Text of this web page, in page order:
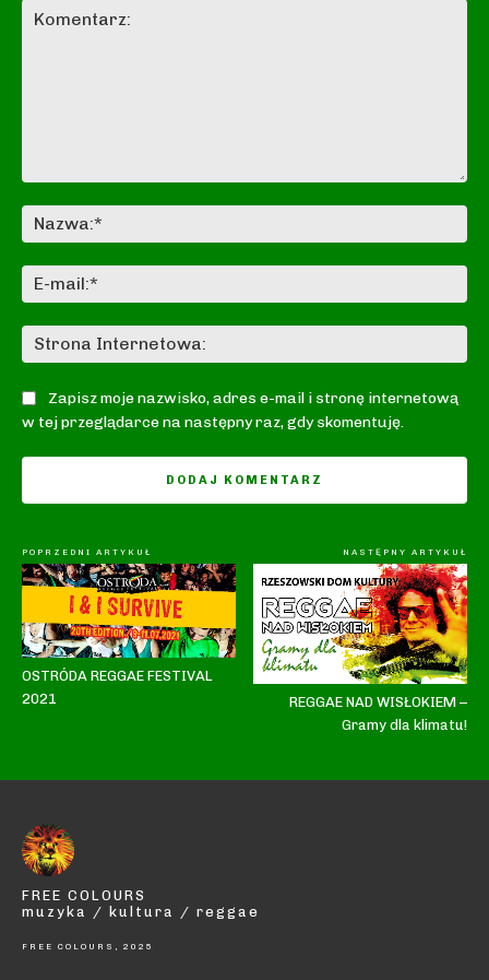
Zapisz moje nazwisko, adres e-mail i stronę internetową
w tej przeglądarce na następny raz, gdy skomentuję.
POPRZEDNI ARTYKUŁ
OSTRÓDA REGGAE FESTIVAL
2021
NASTĘPNY ARTYKUŁ
REGGAE NAD WISŁOKIEM –
Gramy dla klimatu!
FREE COLOURS
muzyka / kultura / reggae
FREE COLOURS, 2025